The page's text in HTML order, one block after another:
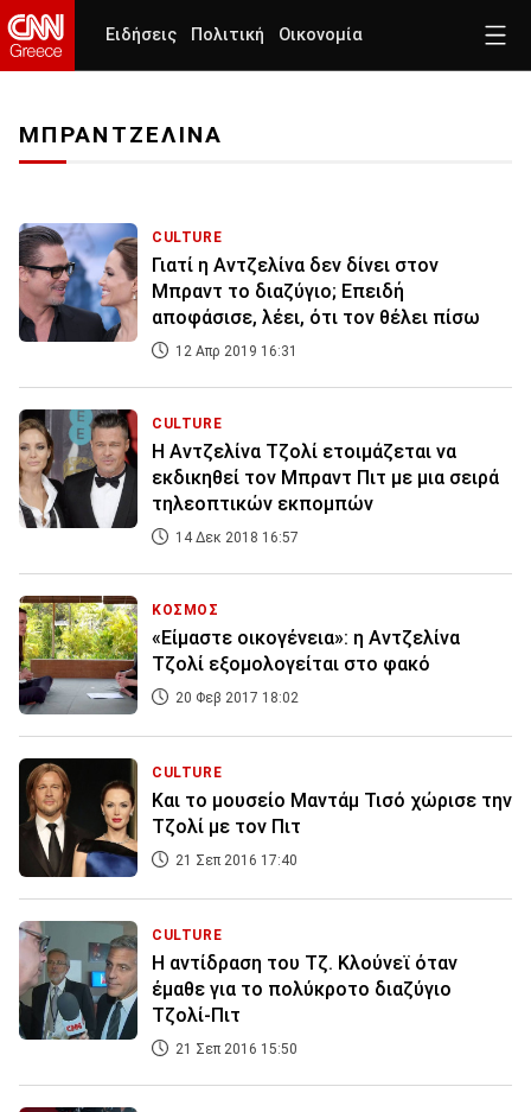
Ειδήσεις Πολιτική Οικονομία
ΜΠΡΑΝΤΖΕΛΙΝΑ
CULTURE
Γιατί η Αντζελίνα δεν δίνει στον
Μπραντ το διαζύγιο; Επειδή
αποφάσισε, λέει, ότι τον θέλει πίσω
12 Απρ 2019 16:31
CULTURE
Η Αντζελίνα Τζολί ετοιμάζεται να
εκδικηθεί τον Μπραντ Πιτ με μια σειρά
τηλεοπτικών εκπομπών
14 Δεκ 2018 16:57
ΚΟΣΜΟΣ
«Είμαστε οικογένεια»: η Αντζελίνα
Τζολί εξομολογείται στο φακό
20 Φεβ 2017 18:02
CULTURE
Και το μουσείο Μαντάμ Τισό χώρισε την
Τζολί με τον Πιτ
21 Σεπ 2016 17:40
CULTURE
Η αντίδραση του Τζ. Κλούνεϊ όταν
έμαθε για το πολύκροτο διαζύγιο
Τζολί-Πιτ
21 Σεπ 2016 15:50